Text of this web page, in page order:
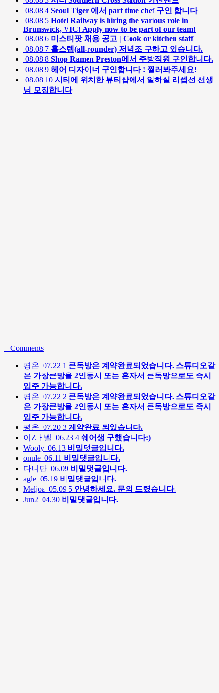
08.08 4 Seoul Tiger 에서 part time chef 구인 합니다
08.08 5 Hotel Railway is hiring the various role in
Brunswick, VIC! Apply now to be part of our team!
08.08 6 미스티팟 채용 공고 | Cook or kitchen staff
08.08 7 홀스텝(all-rounder) 저녁조 구하고 있습니다.
08.08 8 Shop Ramen Preston에서 주방직원 구인합니다.
08.08 9 헤어 디자이너 구인합니다 ! 찔러봐주세요!
08.08 10 시티에 위치한 뷰티샵에서 일하실 리셉션 선생
님 모집합니다
+ Comments
평온 07.22 1 큰독방은 계약완료되었습니다. 스튜디오같
은 가장큰방을 2인동시 또는 혼자서 큰독방으로도 즉시
입주 가능합니다.
평온 07.22 2 큰독방은 계약완료되었습니다. 스튜디오같
은 가장큰방을 2인동시 또는 혼자서 큰독방으로도 즉시
입주 가능합니다.
평온 07.20 3 계약완료 되었습니다.
이Zㅏ벨 06.23 4 쉐어생 구했습니다:)
Wooly 06.13 비밀댓글입니다.
onule 06.11 비밀댓글입니다.
다니단 06.09 비밀댓글입니다.
agle 05.19 비밀댓글입니다.
Meljoa 05.09 5 안녕하세요. 문의 드렸습니다.
Jun2 04.30 비밀댓글입니다.